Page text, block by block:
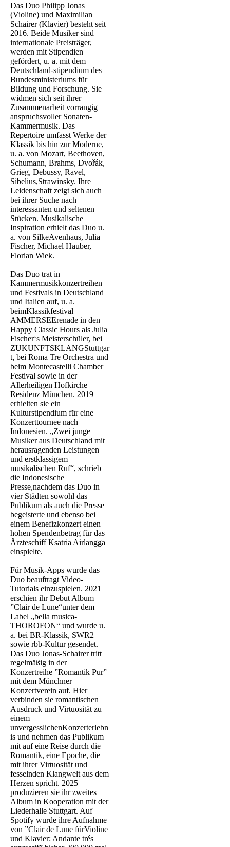
Das Duo Philipp Jonas
(Violine) und Maximilian
Schairer (Klavier) besteht seit
2016. Beide Musiker sind
internationale Preisträger,
werden mit Stipendien
gefördert, u. a. mit dem
Deutschland-stipendium des
Bundesministeriums für
Bildung und Forschung. Sie
widmen sich seit ihrer
Zusammenarbeit vorrangig
anspruchsvoller Sonaten-
Kammermusik. Das
Repertoire umfasst Werke der
Klassik bis hin zur Moderne,
u. a. von Mozart, Beethoven,
Schumann, Brahms, Dvořák,
Grieg, Debussy, Ravel,
Sibelius,Strawinsky. Ihre
Leidenschaft zeigt sich auch
bei ihrer Suche nach
interessanten und seltenen
Stücken. Musikalische
Inspiration erhielt das Duo u.
a. von SilkeAvenhaus, Julia
Fischer, Michael Hauber,
Florian Wiek.
Das Duo trat in
Kammermusikkonzertreihen
und Festivals in Deutschland
und Italien auf, u. a.
beimKlassikfestival
AMMERSEErenade in den
Happy Classic Hours als Julia
Fischer‘s Meisterschüler, bei
ZUKUNFTSKLANGStuttgar
t, bei Roma Tre Orchestra und
beim Montecastelli Chamber
Festival sowie in der
Allerheiligen Hofkirche
Residenz München. 2019
erhielten sie ein
Kulturstipendium für eine
Konzerttournee nach
Indonesien. „Zwei junge
Musiker aus Deutschland mit
herausragenden Leistungen
und erstklassigem
musikalischen Ruf“, schrieb
die Indonesische
Presse,nachdem das Duo in
vier Städten sowohl das
Publikum als auch die Presse
begeisterte und ebenso bei
einem Benefizkonzert einen
hohen Spendenbetrag für das
Ärzteschiff Ksatria Airlangga
einspielte.
Für Musik-Apps wurde das
Duo beauftragt Video-
Tutorials einzuspielen. 2021
erschien ihr Debut Album
”Clair de Lune“unter dem
Label „bella musica-
THOROFON“ und wurde u.
a. bei BR-Klassik, SWR2
sowie rbb-Kultur gesendet.
Das Duo Jonas-Schairer tritt
regelmäßig in der
Konzertreihe ”Romantik Pur”
mit dem Münchner
Konzertverein auf. Hier
verbinden sie romantischen
Ausdruck und Virtuosität zu
einem
unvergesslichenKonzerterlebn
is und nehmen das Publikum
mit auf eine Reise durch die
Romantik, eine Epoche, die
mit ihrer Virtuosität und
fesselnden Klangwelt aus dem
Herzen spricht. 2025
produzieren sie ihr zweites
Album in Kooperation mit der
Liederhalle Stuttgart. Auf
Spotify wurde ihre Aufnahme
von ”Clair de Lune fürVioline
und Klavier: Andante trés